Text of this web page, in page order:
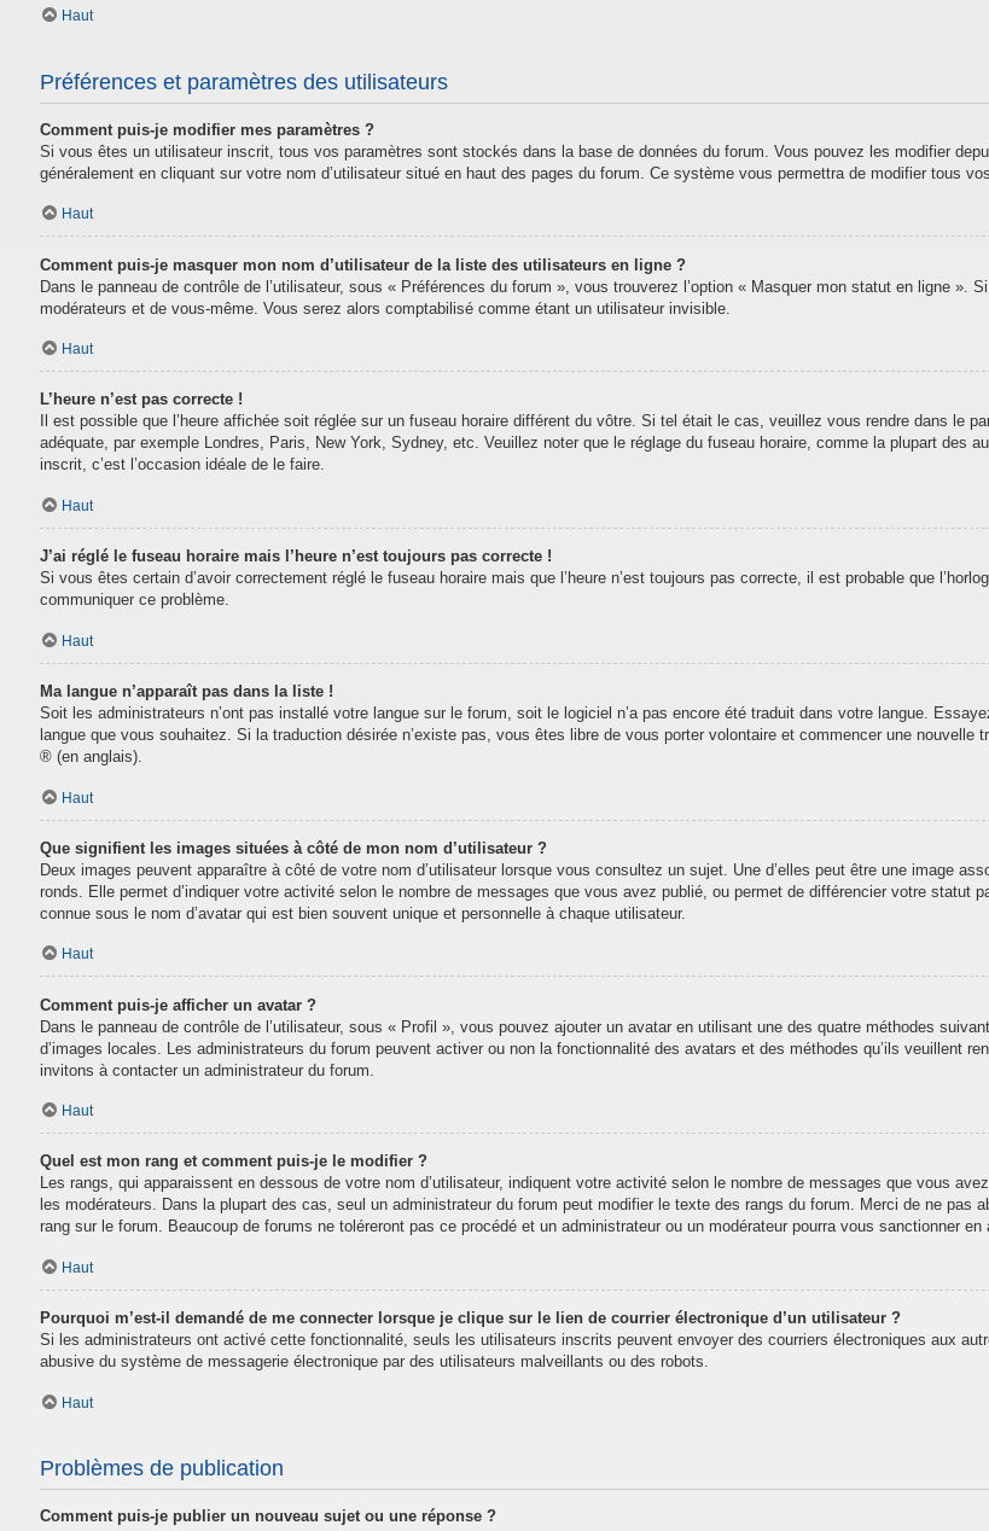
Haut
Préférences et paramètres des utilisateurs
Comment puis-je modifier mes paramètres ?
Si vous êtes un utilisateur inscrit, tous vos paramètres sont stockés dans la base de données du forum. Vous pouvez les modifier
généralement en cliquant sur votre nom d’utilisateur situé en haut des pages du forum. Ce système vous permettra de modifier tous
Haut
Comment puis-je masquer mon nom d’utilisateur de la liste des utilisateurs en ligne ?
Dans le panneau de contrôle de l’utilisateur, sous « Préférences du forum », vous trouverez l’option « Masquer mon statut en ligne
modérateurs et de vous-même. Vous serez alors comptabilisé comme étant un utilisateur invisible.
Haut
L’heure n’est pas correcte !
Il est possible que l’heure affichée soit réglée sur un fuseau horaire différent du vôtre. Si tel était le cas, veuillez vous rendre dans le
adéquate, par exemple Londres, Paris, New York, Sydney, etc. Veuillez noter que le réglage du fuseau horaire, comme la plupart des
inscrit, c’est l’occasion idéale de le faire.
Haut
J’ai réglé le fuseau horaire mais l’heure n’est toujours pas correcte !
Si vous êtes certain d’avoir correctement réglé le fuseau horaire mais que l’heure n’est toujours pas correcte, il est probable que
communiquer ce problème.
Haut
Ma langue n’apparaît pas dans la liste !
Soit les administrateurs n’ont pas installé votre langue sur le forum, soit le logiciel n’a pas encore été traduit dans votre langue.
langue que vous souhaitez. Si la traduction désirée n’existe pas, vous êtes libre de vous porter volontaire et commencer une nouvelle
® (en anglais).
Haut
Que signifient les images situées à côté de mon nom d’utilisateur ?
Deux images peuvent apparaître à côté de votre nom d’utilisateur lorsque vous consultez un sujet. Une d’elles peut être une image
ronds. Elle permet d’indiquer votre activité selon le nombre de messages que vous avez publié, ou permet de différencier votre statut
connue sous le nom d’avatar qui est bien souvent unique et personnelle à chaque utilisateur.
Haut
Comment puis-je afficher un avatar ?
Dans le panneau de contrôle de l’utilisateur, sous « Profil », vous pouvez ajouter un avatar en utilisant une des quatre méthodes
d’images locales. Les administrateurs du forum peuvent activer ou non la fonctionnalité des avatars et des méthodes qu’ils veuillent
invitons à contacter un administrateur du forum.
Haut
Quel est mon rang et comment puis-je le modifier ?
Les rangs, qui apparaissent en dessous de votre nom d’utilisateur, indiquent votre activité selon le nombre de messages que vous
les modérateurs. Dans la plupart des cas, seul un administrateur du forum peut modifier le texte des rangs du forum. Merci de ne pas
rang sur le forum. Beaucoup de forums ne toléreront pas ce procédé et un administrateur ou un modérateur pourra vous sanctionner
Haut
Pourquoi m’est-il demandé de me connecter lorsque je clique sur le lien de courrier électronique d’un utilisateur ?
Si les administrateurs ont activé cette fonctionnalité, seuls les utilisateurs inscrits peuvent envoyer des courriers électroniques aux
abusive du système de messagerie électronique par des utilisateurs malveillants ou des robots.
Haut
Problèmes de publication
Comment puis-je publier un nouveau sujet ou une réponse ?